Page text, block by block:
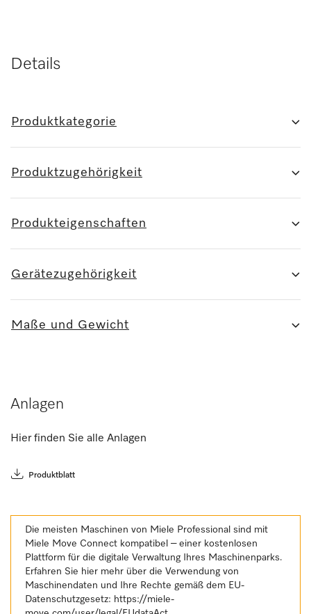
Details
Produktkategorie
Produktzugehörigkeit
Produkteigenschaften
Gerätezugehörigkeit
Maße und Gewicht
Anlagen
Hier finden Sie alle Anlagen
Produktblatt
Die meisten Maschinen von Miele Professional sind mit
Miele Move Connect kompatibel – einer kostenlosen
Plattform für die digitale Verwaltung Ihres Maschinenparks.
Erfahren Sie hier mehr über die Verwendung von
Maschinendaten und Ihre Rechte gemäß dem EU-
Datenschutzgesetz: https://miele-